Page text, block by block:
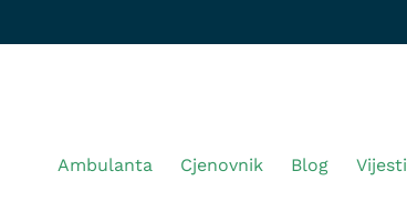
Ambulanta Cjenovnik Blog Vijesti